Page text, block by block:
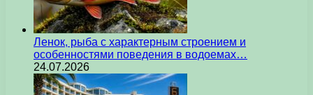
Ленок, рыба с характерным строением и
особенностями поведения в водоемах…
24.07.2026